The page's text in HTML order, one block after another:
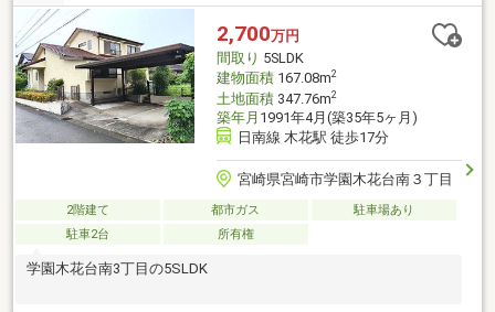
2,700万円
間取り 5SLDK
建物面積167.08m2
土地面積347.76m2
築年月 1991年4月(築35年5ヶ月)
日南線 木花駅 徒歩17分
宮崎県宮崎市学園木花台南３丁目
2階建て 都市ガス
駐車場あり
駐車2台
所有権
学園木花台南3丁目の5SLDK